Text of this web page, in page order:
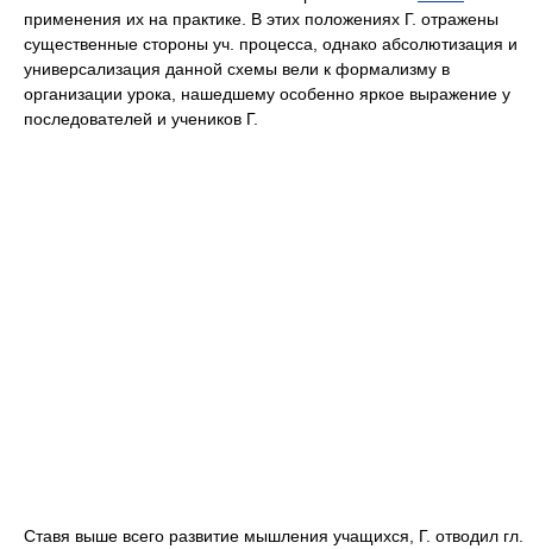
применения их на практике. В этих положениях Г. отражены
существенные стороны уч. процесса, однако абсолютизация и
универсализация данной схемы вели к формализму в
организации урока, нашедшему особенно яркое выражение у
последователей и учеников Г.
Ставя выше всего развитие мышления учащихся, Г. отводил гл.